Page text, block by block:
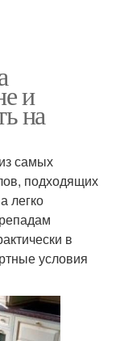
и
на
самых
подходящих
легко
в
условия